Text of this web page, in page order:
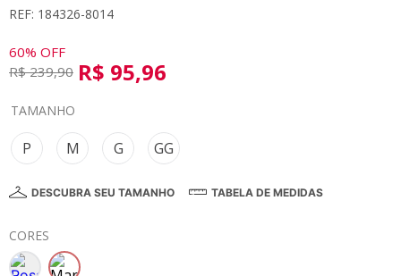
REF: 184326-8014
60% OFF
R$ 239,90 R$ 95,96
TAMANHO
P M G GG
DESCUBRA SEU TAMANHO TABELA DE MEDIDAS
CORES
8 º
calça
9º
10º colorittá